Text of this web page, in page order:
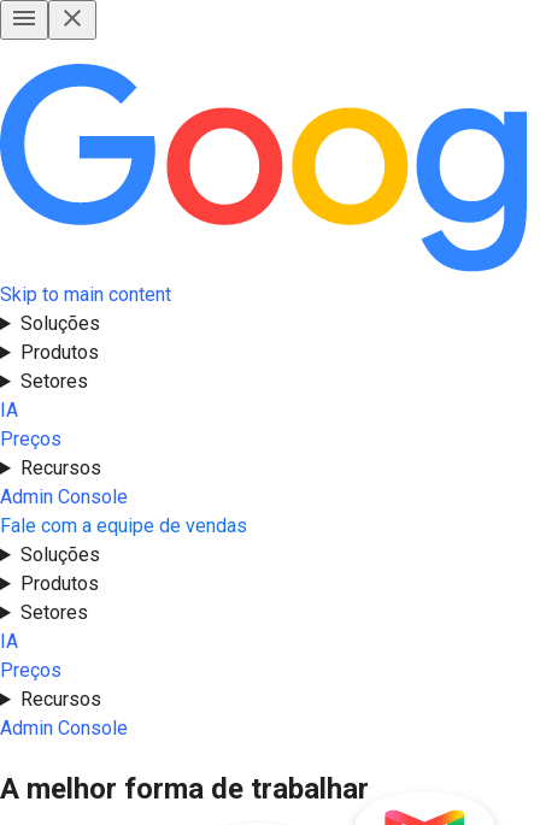
Skip to main content
Soluções
Produtos
Setores
IA
Preços
Recursos
Admin Console
Fale com a equipe de vendas
Soluções
Produtos
Setores
IA
Preços
Recursos
Admin Console
A melhor forma de trabalhar